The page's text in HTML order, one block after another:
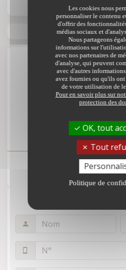
Votre
SCP TRENTE
35172 BRUZ
Voir le
Les cookies nous
personnaliser le contenu
d'offrir des
médias sociaux et
Nous partageons
informations sur
avec nos partenaires de
d'analyse, qui peuvent
avec d'autres
avez fournies ou qu'ils
de votre utilisation de
Pour en savoir plus sur
protection des
OK, tout
Tout
Politique de